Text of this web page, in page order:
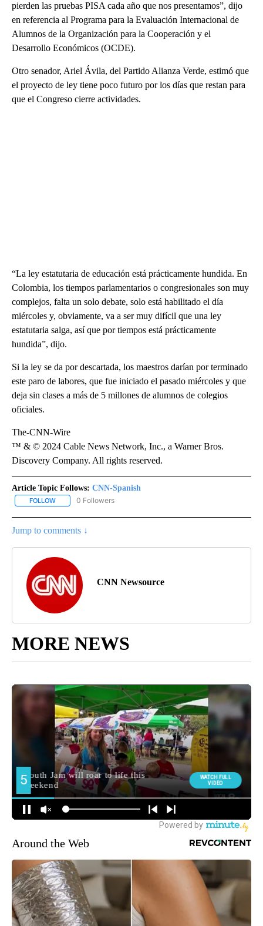
pierden las pruebas PISA cada año que nos presentamos”, dijo
en referencia al Programa para la Evaluación Internacional de
Alumnos de la Organización para la Cooperación y el
Desarrollo Económicos (OCDE).
Otro senador, Ariel Ávila, del Partido Alianza Verde, estimó que
el proyecto de ley tiene poco futuro por los días que restan para
que el Congreso cierre actividades.
“La ley estatutaria de educación está prácticamente hundida. En
Colombia, los tiempos parlamentarios o congresionales son muy
complejos, falta un solo debate, solo está habilitado el día
miércoles y, obviamente, va a ser muy difícil que una ley
estatutaria salga, así que por tiempos está prácticamente
hundida”, dijo.
Si la ley se da por descartada, los maestros darían por terminado
este paro de labores, que fue iniciado el pasado miércoles y que
deja sin clases a más de 5 millones de alumnos de colegios
oficiales.
The-CNN-Wire
™ & © 2024 Cable News Network, Inc., a Warner Bros.
Discovery Company. All rights reserved.
Article Topic Follows: CNN-Spanish
FOLLOW FOLLOW "CNN-SPANISH" TO RECEIVE NOTIFICATIONS ABOUT
0 Followers
Jump to comments ↓
CNN Newsource
MORE NEWS
Around the Web